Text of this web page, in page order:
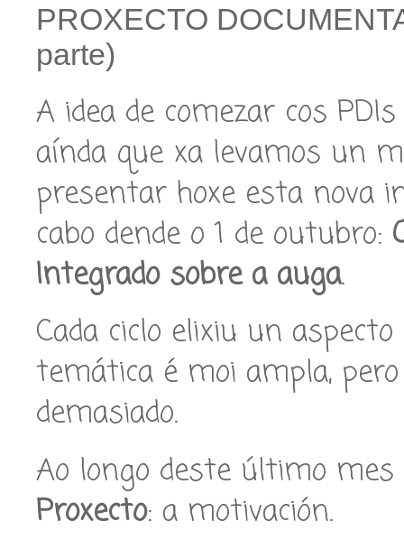
PROXECTO
parte)
A idea de comezar cos
aínda que xa levamos un
presentar hoxe esta nova
cabo dende o 1 de outubro:
Integrado sobre a auga.
Cada ciclo elixiu un
temática é moi ampla,
demasiado.
Ao longo deste último
Proxecto: a motivación.